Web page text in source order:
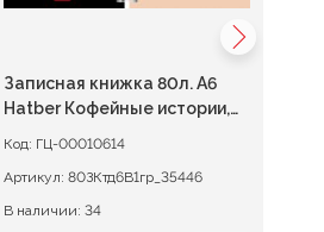
Записная книжка 80л. А6
Hatber Кофейные истории,
Код: ГЦ-00010614
Артикул: 80ЗКтд6В1гр_35446
В наличии: 34